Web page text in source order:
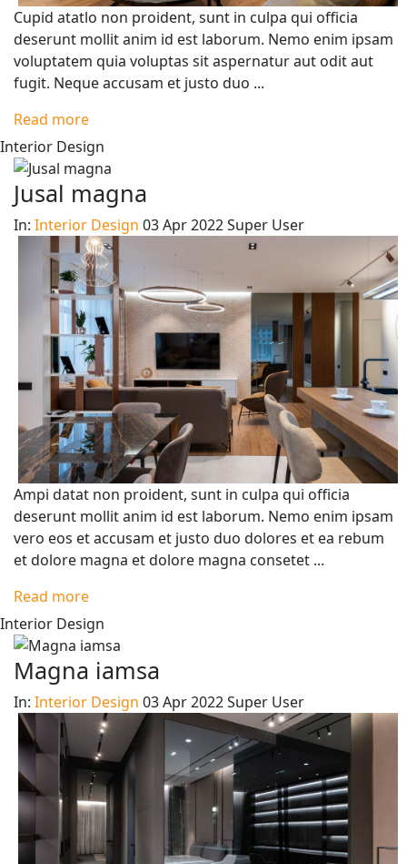
Cupid atatlo non proident, sunt in culpa qui officia
deserunt mollit anim id est laborum. Nemo enim ipsam
voluptatem quia voluptas sit aspernatur aut odit aut
fugit. Neque accusam et justo duo ...
Read more
Interior Design
Jusal magna
In: Interior Design 03 Apr 2022Super User
Ampi datat non proident, sunt in culpa qui officia
deserunt mollit anim id est laborum. Nemo enim ipsam
vero eos et accusam et justo duo dolores et ea rebum
et dolore magna et dolore magna consetet ...
Read more
Interior Design
Magna iamsa
In: Interior Design 03 Apr 2022Super User